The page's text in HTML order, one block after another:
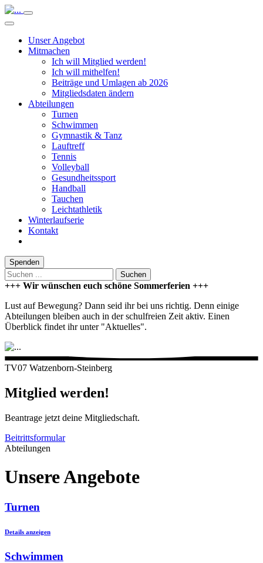
Unser Angebot
Mitmachen
Ich will Mitglied werden!
Ich will mithelfen!
Beiträge und Umlagen ab 2026
Mitgliedsdaten ändern
Abteilungen
Turnen
Schwimmen
Gymnastik & Tanz
Lauftreff
Tennis
Volleyball
Gesundheitssport
Handball
Tauchen
Leichtathletik
Winterlaufserie
Kontakt
Spenden
Suchen
+++ Wir wünschen euch schöne Sommerferien +++
Lust auf Bewegung? Dann seid ihr bei uns richtig. Denn einige
Abteilungen bleiben auch in der schulfreien Zeit aktiv. Einen
Überblick findet ihr unter "Aktuelles".
TV07 Watzenborn-Steinberg
Mitglied werden!
Beantrage jetzt deine Mitgliedschaft.
Beitrittsformular
Abteilungen
Unsere Angebote
Turnen
Details anzeigen
Schwimmen